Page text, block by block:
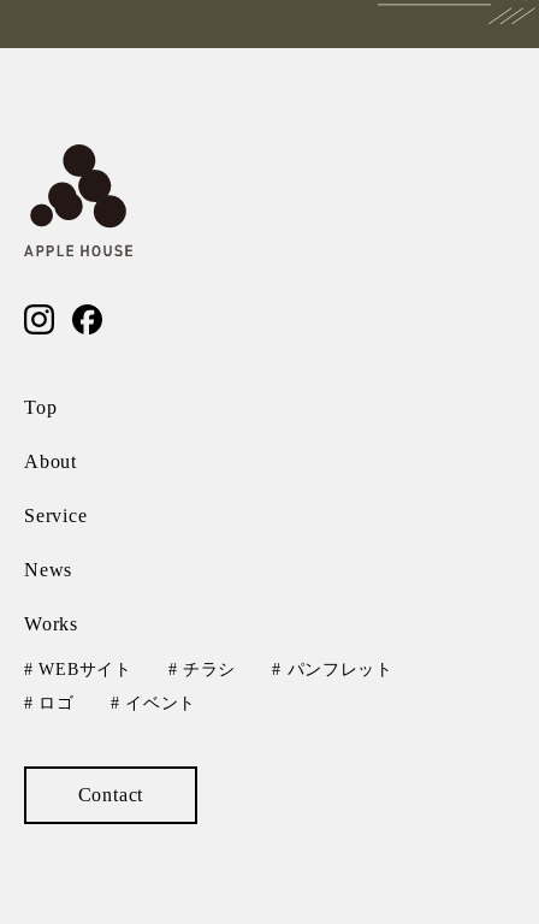
Top
About
Service
News
Works
# WEBサイト # チラシ
# パンフレット
# ロゴ
# イベント
Contact